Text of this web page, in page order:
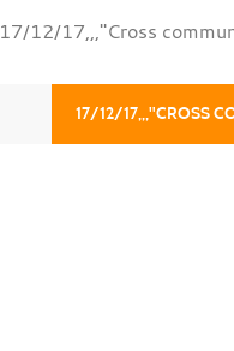
17/12/17,,,"Cross
17/12/17,,,"CROSS